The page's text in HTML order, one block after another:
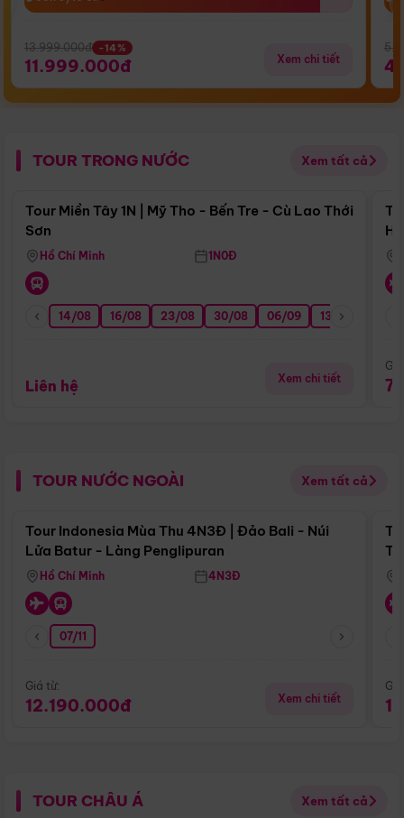
13.999.000đ -14%
11.999.000đ Xem chi tiết
TOUR TRONG NƯỚC Xem tất cả
Điểm nổi bật
Tour Miền Tây 1N | Mỹ Tho - Bến Tre - Cù Lao Thới
Sơn
Hồ Chí Minh 1N0Đ
14/08 16/08 23/08 30/08 06/09 13/09
Liên hệ Xem chi tiết
TOUR NƯỚC NGOÀI Xem tất cả
Điểm nổi bật
Tour Indonesia Mùa Thu 4N3Đ | Đảo Bali - Núi
Lửa Batur - Làng Penglipuran
Hồ Chí Minh 4N3Đ
07/11
Giá từ:
12.190.000đ Xem chi tiết
TOUR CHÂU Á Xem tất cả
Điểm nổi bật